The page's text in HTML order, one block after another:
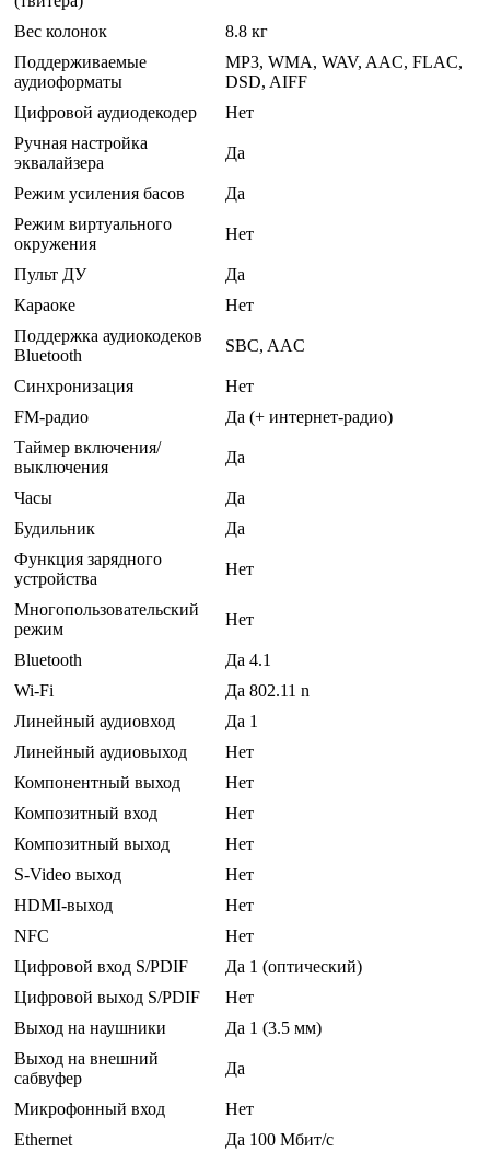
Вес колонок
8.8 кг
Поддерживаемые
аудиоформаты
MP3, WMA, WAV, AAC, FLAC,
DSD, AIFF
Цифровой аудиодекодер
Нет
Ручная настройка
эквалайзера
Да
Режим усиления басов
Да
Режим виртуального
окружения
Нет
Пульт ДУ
Да
Караоке
Нет
Поддержка аудиокодеков
Bluetooth
SBC, AAC
Синхронизация
Нет
FM-радио
Да (+ интернет-радио)
Таймер включения/
выключения
Да
Часы
Да
Будильник
Да
Функция зарядного
устройства
Нет
Многопользовательский
режим
Нет
Bluetooth
Да 4.1
Wi-Fi
Да 802.11 n
Линейный аудиовход
Да 1
Линейный аудиовыход
Нет
Компонентный выход
Нет
Композитный вход
Нет
Композитный выход
Нет
S-Video выход
Нет
HDMI-выход
Нет
NFC
Нет
Цифровой вход S/PDIF
Да 1 (оптический)
Цифровой выход S/PDIF
Нет
Выход на наушники
Да 1 (3.5 мм)
Выход на внешний
сабвуфер
Да
Микрофонный вход
Нет
Ethernet
Да 100 Мбит/с